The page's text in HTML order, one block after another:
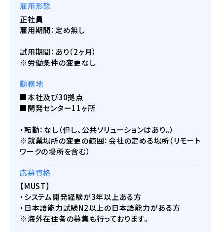
雇用形態
正社員
雇用期間：定め無し
試用期間：あり（2ヶ月）
※労働条件の変更なし
勤務地
■本社及び30拠点
■開発センター11ヶ所
・転勤：なし（但し、公共ソリューションはあり。）
※就業場所の変更の範囲：会社の定める場所（リモート
ワークの場所を含む）
応募資格
【MUST】
・システム開発経験が3年以上ある方
・日本語能力試験N2以上の日本語能力がある方
※海外在住者の募集も行っております。